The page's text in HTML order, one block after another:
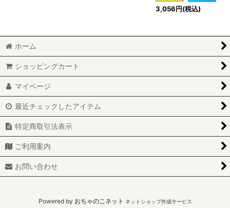
3,056円(税込)
ホーム
ショッピングカート
マイページ
最近チェックしたアイテム
特定商取引法表示
ご利用案内
お問い合わせ
Powered by おちゃのこネット ネットショップ作成サービス